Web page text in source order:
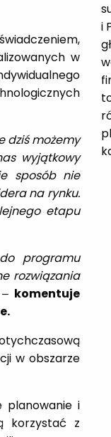
w
dziś możemy
wyjątkowy
sposób nie
na rynku.
etapu
programu
rozwiązania
komentuje
w obszarze
planowanie i
korzystać z
i